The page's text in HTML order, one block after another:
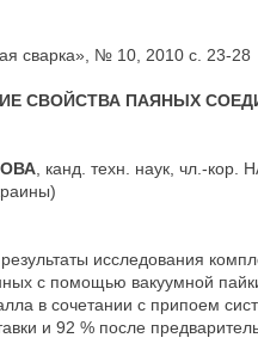
сварка», № 10, 2010 с. 23-28
СВОЙСТВА ПАЯНЫХ
, канд. техн. наук, чл.-кор.
исследования
с помощью вакуумной
в сочетании с припоем
и 92 % после